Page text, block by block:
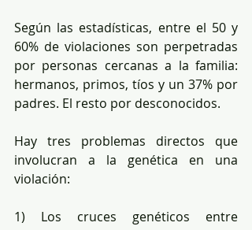
Según las estadísticas, entre el 50 y
60% de violaciones son perpetradas
por personas cercanas a la familia:
hermanos, primos, tíos y un 37% por
padres. El resto por desconocidos.
Hay tres problemas directos que
involucran a la genética en una
violación:
1) Los cruces genéticos entre